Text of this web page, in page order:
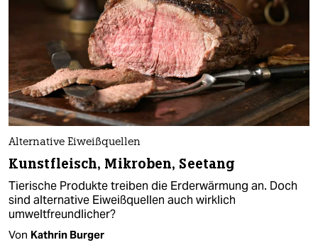
Alternative Eiweißquellen
Kunstfleisch, Mikroben, Seetang
Tierische Produkte treiben die Erderwärmung an. Doch
sind alternative Eiweißquellen auch wirklich
umweltfreundlicher?
Von Kathrin Burger